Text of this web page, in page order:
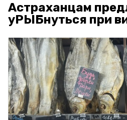
Астраханцам
уРЫБнуться при